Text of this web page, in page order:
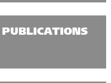
PUBLICATIONS